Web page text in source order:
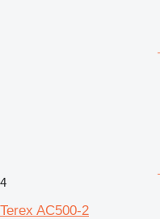
4
Terex AC500-2